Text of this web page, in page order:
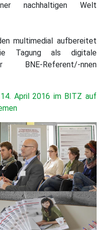
nachhaltigen Welt
multimedial aufbereitet
Tagung als digitale
BNE-Referent/-nnen
April 2016 im BITZ auf